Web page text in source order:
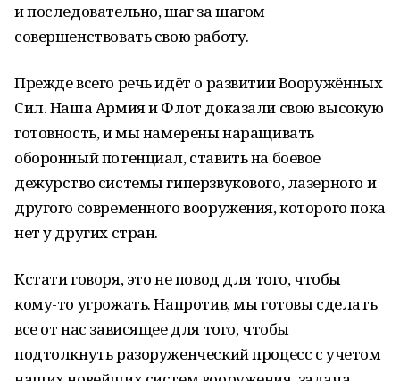
и последовательно, шаг за шагом
совершенствовать свою работу.
Прежде всего речь идёт о развитии Вооружённых
Сил. Наша Армия и Флот доказали свою высокую
готовность, и мы намерены наращивать
оборонный потенциал, ставить на боевое
дежурство системы гиперзвукового, лазерного и
другого современного вооружения, которого пока
нет у других стран.
Кстати говоря, это не повод для того, чтобы
кому-то угрожать. Напротив, мы готовы сделать
все от нас зависящее для того, чтобы
подтолкнуть разоруженческий процесс с учетом